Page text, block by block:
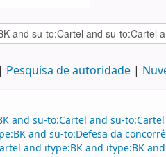
Pesquisa de autoridade
and su-to:Cartel and su-
and su-to:Defesa da
and itype:BK and itype:BK